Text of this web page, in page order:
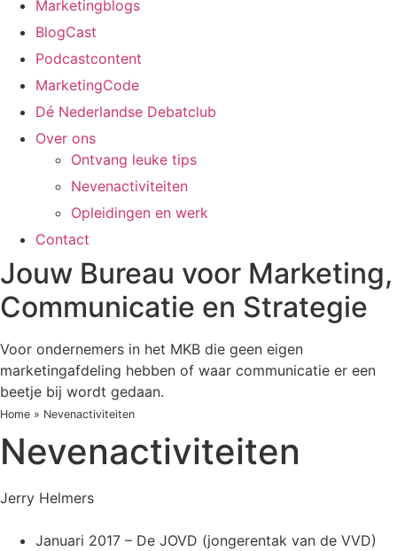
Marketingblogs
BlogCast
Podcastcontent
MarketingCode
Dé Nederlandse Debatclub
Over ons
Ontvang leuke tips
Nevenactiviteiten
Opleidingen en werk
Contact
Jouw Bureau voor Marketing,
Communicatie en Strategie
Voor ondernemers in het MKB die geen eigen
marketingafdeling hebben of waar communicatie er een
beetje bij wordt gedaan.
Home » Nevenactiviteiten
Nevenactiviteiten
Jerry Helmers
Januari 2017 – De JOVD (jongerentak van de VVD)